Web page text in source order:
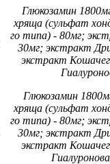
Глюкозамин
хряща (сульфат
го типа) - 80мг;
30мг; экстракт
экстракт
Глюкозамин
хряща (сульфат
го типа) - 80мг;
30мг; экстракт
экстракт